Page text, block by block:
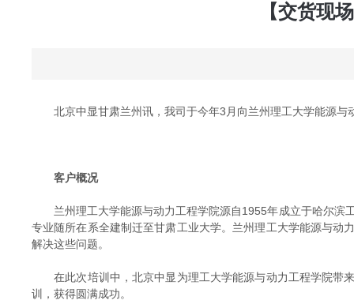
【交货现
北京中显甘肃兰州讯，我司于今年3月向兰州理工大学能源与
客户概况
兰州理工大学能源与动力工程学院源自1955年成立于哈尔滨
专业随所在系全建制迁至甘肃工业大学。兰州理工大学能源与动
解决这些问题。
在此次培训中，北京中显为理工大学能源与动力工程学院带来
训，获得圆满成功。